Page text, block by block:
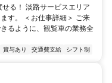
る！ 淡路サービスエリア
す。 ＜お仕事詳細＞ ご来
るように、観覧車の業務全
賞与あり 交通費支給 シフト制